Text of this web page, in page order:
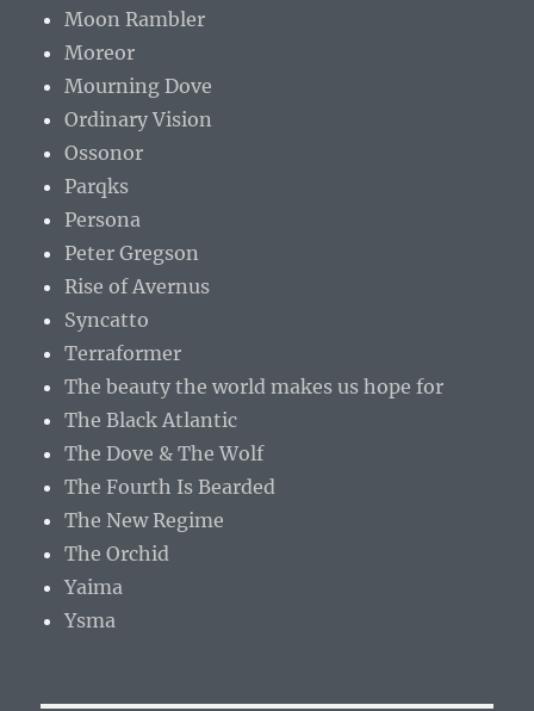
Moon Rambler
Moreor
Mourning Dove
Ordinary Vision
Ossonor
Parqks
Persona
Peter Gregson
Rise of Avernus
Syncatto
Terraformer
The beauty the world makes us hope for
The Black Atlantic
The Dove & The Wolf
The Fourth Is Bearded
The New Regime
The Orchid
Yaima
Ysma